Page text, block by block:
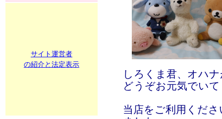
サイト運営者
の紹介と法定表示
しろくま君、オハ
どうぞお元気でい
当店をご利用くだ